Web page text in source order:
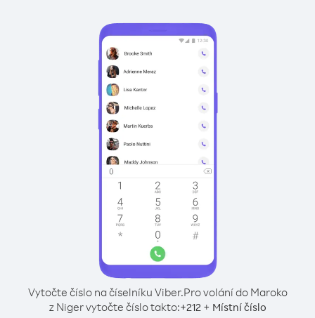
Vytočte číslo na číselníku Viber.Pro volání do Maroko
z Niger vytočte číslo takto:+212+ Místní číslo